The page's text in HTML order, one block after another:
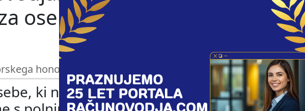
osebe ki SO zavarovane po
honorarja 2015
ki niso obvezno pokojninsko in invalidsko